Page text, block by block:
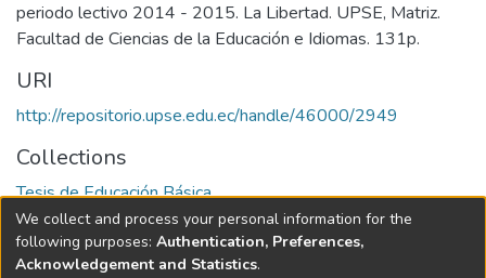
periodo lectivo 2014 - 2015. La Libertad. UPSE, Matriz.
Facultad de Ciencias de la Educación e Idiomas. 131p.
URI
http://repositorio.upse.edu.ec/handle/46000/2949
Collections
Tesis de Educación Básica
Full item page
We collect and process your personal information for the
following purposes: Authentication, Preferences,
Acknowledgement and Statistics.